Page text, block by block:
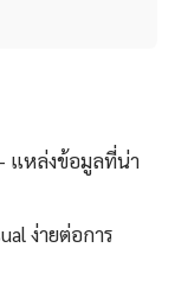
แหล่งข้อมูลที่น่า
ง่ายต่อการ